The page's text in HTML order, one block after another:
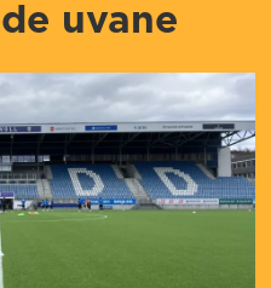
uvane